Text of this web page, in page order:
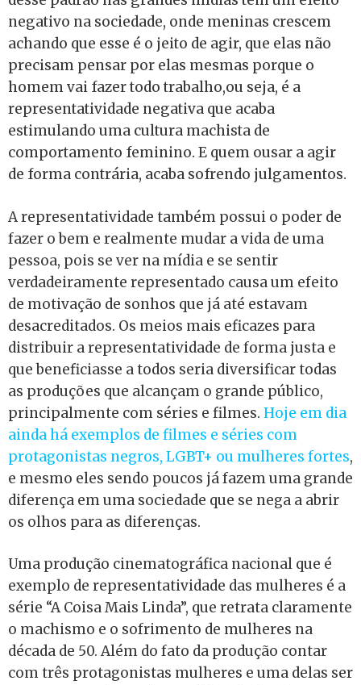
negativo na sociedade, onde meninas crescem
achando que esse é o jeito de agir, que elas não
precisam pensar por elas mesmas porque o
homem vai fazer todo trabalho,ou seja, é a
representatividade negativa que acaba
estimulando uma cultura machista de
comportamento feminino. E quem ousar a agir
de forma contrária, acaba sofrendo julgamentos.
A representatividade também possui o poder de
fazer o bem e realmente mudar a vida de uma
pessoa, pois se ver na mídia e se sentir
verdadeiramente representado causa um efeito
de motivação de sonhos que já até estavam
desacreditados. Os meios mais eficazes para
distribuir a representatividade de forma justa e
que beneficiasse a todos seria diversificar todas
as produções que alcançam o grande público,
principalmente com séries e filmes. Hoje em dia
ainda há exemplos de filmes e séries com
protagonistas negros, LGBT+ ou mulheres fortes,
e mesmo eles sendo poucos já fazem uma grande
diferença em uma sociedade que se nega a abrir
os olhos para as diferenças.
Uma produção cinematográfica nacional que é
exemplo de representatividade das mulheres é a
série “A Coisa Mais Linda”, que retrata claramente
o machismo e o sofrimento de mulheres na
década de 50. Além do fato da produção contar
com três protagonistas mulheres e uma delas ser